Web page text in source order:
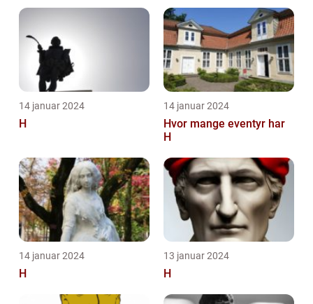
14 januar 2024
H
14 januar 2024
Hvor mange eventyr har
H
14 januar 2024
H
13 januar 2024
H